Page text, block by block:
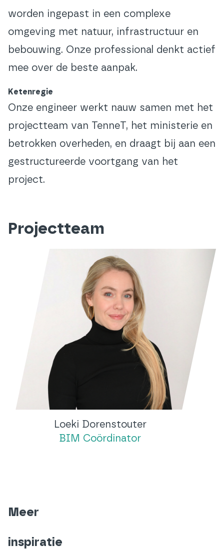
worden ingepast in een complexe
omgeving met natuur, infrastructuur en
bebouwing. Onze professional denkt actief
mee over de beste aanpak.
Ketenregie
Onze engineer werkt nauw samen met het
projectteam van TenneT, het ministerie en
betrokken overheden, en draagt bij aan een
gestructureerde voortgang van het
project.
Projectteam
Loeki Dorenstouter
BIM Coördinator
Meer
inspiratie